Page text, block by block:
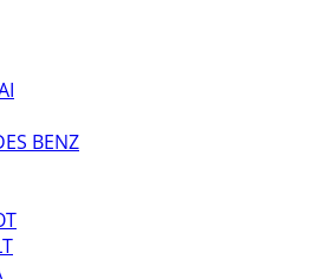
BENZ